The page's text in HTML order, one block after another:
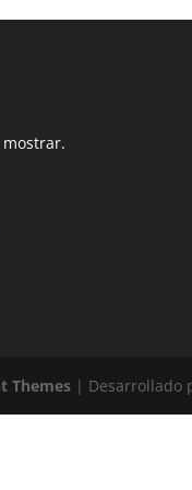
Themes | Desarrollado